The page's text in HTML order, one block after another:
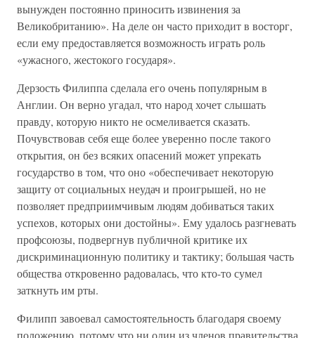
вынужден постоянно приносить извинения за
Великобританию». На деле он часто приходит в восторг,
если ему предоставляется возможность играть роль
«ужасного, жестокого государя».
Дерзость Филиппа сделала его очень популярным в
Англии. Он верно угадал, что народ хочет слышать
правду, которую никто не осмеливается сказать.
Почувствовав себя еще более уверенно после такого
открытия, он без всяких опасений может упрекать
государство в том, что оно «обеспечивает некоторую
защиту от социальных неудач и проигрышей, но не
позволяет предприимчивым людям добиваться таких
успехов, которых они достойны». Ему удалось разгневать
профсоюзы, подвергнув публичной критике их
дискриминационную политику и тактику; большая часть
общества откровенно радовалась, что кто-то сумел
заткнуть им рты.
Филипп завоевал самостоятельность благодаря своему
положению, потому что ни один из членов правительства